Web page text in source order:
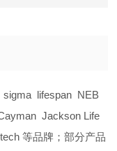
lifespan NEB
Jackson Life
等品牌；部分产品